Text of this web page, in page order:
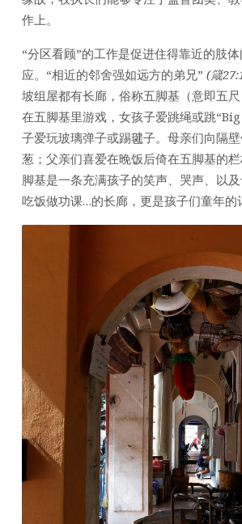
作上。
“分区看顾”的工作是促进住得靠近的肢
应。“相近的邻舍强如远方的弟兄” (箴
坡组屋都有长廊，俗称五脚基（意即五
在五脚基里游戏，女孩子爱跳绳或跳
子爱玩玻璃弹子或踢毽子。母亲们向隔
葱；父亲们喜爱在晚饭后倚在五脚基的
脚基是一条充满孩子的笑声、哭声、以
吃饭做功课…的长廊，更是孩子们童年的